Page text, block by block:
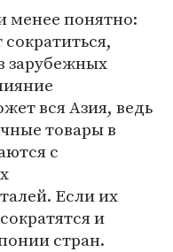
менее понятно:
зарубежных
вся Азия, ведь
товары в
с
Если их
и
стран.